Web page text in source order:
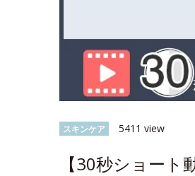
スキンケア 5411 view
【30秒ショー